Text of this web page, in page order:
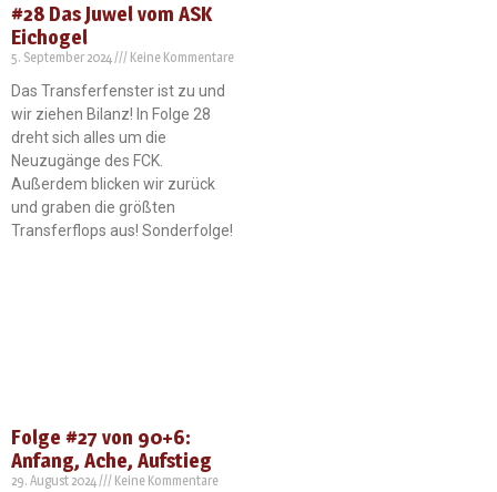
#28 Das Juwel vom ASK
Eichogel
5. September 2024 Keine Kommentare
Das Transferfenster ist zu und
wir ziehen Bilanz! In Folge 28
dreht sich alles um die
Neuzugänge des FCK.
Außerdem blicken wir zurück
und graben die größten
Transferflops aus! Sonderfolge!
Folge #27 von 90+6:
Anfang, Ache, Aufstieg
29. August 2024 Keine Kommentare